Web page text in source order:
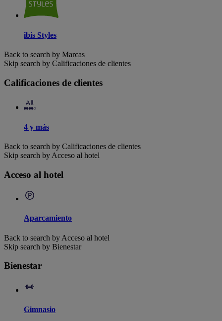
ibis Styles
Back to search by Marcas
Skip search by Calificaciones de clientes
Calificaciones de clientes
4 y más
Back to search by Calificaciones de clientes
Skip search by Acceso al hotel
Acceso al hotel
Aparcamiento
Back to search by Acceso al hotel
Skip search by Bienestar
Bienestar
Gimnasio